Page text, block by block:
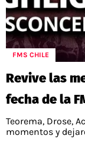
FMS CHILE
Revive las
fecha de la
Teorema, Drose,
momentos y